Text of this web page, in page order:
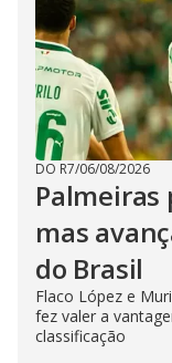
DO R7/06/08/2026
Palmeiras
mas
do Brasil
Flaco López e
fez valer a
classificação